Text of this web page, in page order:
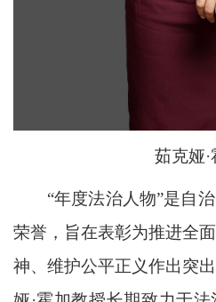
茹克娅
“年度法治人物”是自
荣誉，旨在表彰为推进全
神、维护公平正义作出突